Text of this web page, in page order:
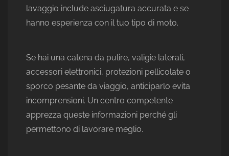
lavaggio include asciugatura accurata e se
hanno esperienza con il tuo tipo di moto.
Se hai una catena da pulire, valigie laterali,
accessori elettronici, protezioni pellicolate o
sporco pesante da viaggio, anticiparlo evita
incomprensioni. Un centro competente
apprezza queste informazioni perché gli
permettono di lavorare meglio.